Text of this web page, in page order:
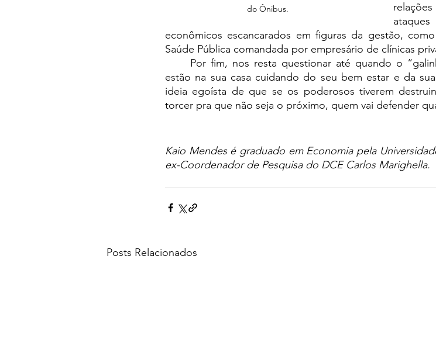
do Ônibus.
econômicos escancarados em figuras da gestão,
Saúde Pública comandada por empresário de clínicas
estão na sua casa cuidando do seu bem estar e da
ideia egoísta de que se os poderosos tiverem
torcer pra que não seja o próximo, quem vai defender
Kaio Mendes é graduado em Economia pela
ex-Coordenador de Pesquisa do DCE Carlos Marighella.
Posts Relacionados